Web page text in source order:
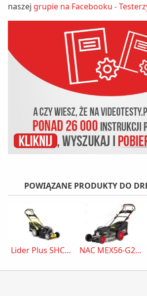
naszej grupie na Facebooku -
POWIĄZANE PRODUKTY DO
Lider Plus SHC53BS750N-4W1 NAC MEX56-G200-HSD